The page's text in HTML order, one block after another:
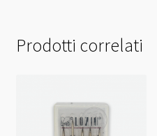
Prodotti correlati